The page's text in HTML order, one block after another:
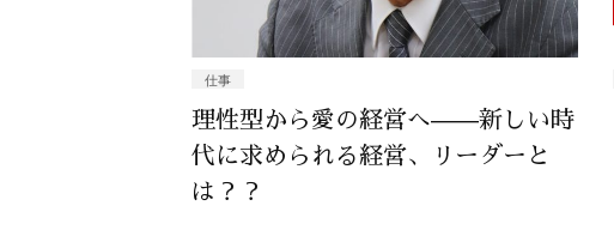
仕事
理性型から愛の経営へ——新しい時
代に求められる経営、リーダーと
は？？